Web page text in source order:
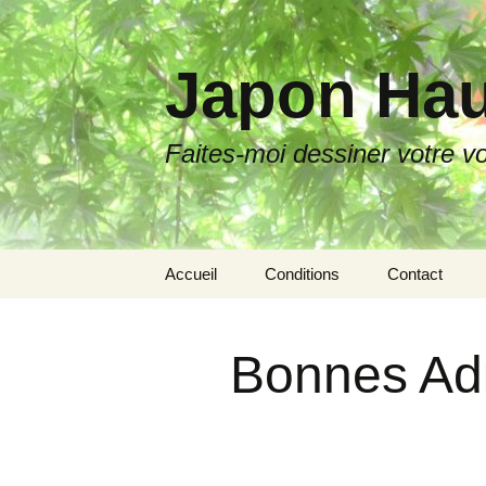
Japon
Faites-moi dessiner votre
Accueil Conditions Contact
Bonnes